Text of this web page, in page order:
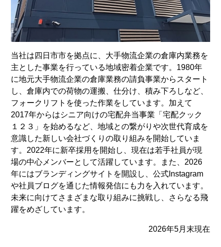
当社は四日市市を拠点に、大手物流企業の倉庫内業務を
主とした事業を行っている地域密着企業です。1980年
に地元大手物流企業の倉庫業務の請負事業からスタート
し、倉庫内での荷物の運搬、仕分け、積み下ろしなど、
フォークリフトを使った作業をしています。加えて
2017年からはシニア向けの宅配弁当事業「宅配クック
１２３」を始めるなど、地域との繋がりや次世代育成を
意識した新しい会社づくりの取り組みを開始していま
す。2022年に新卒採用を開始し、現在は若手社員が現
場の中心メンバーとして活躍しています。また、2026
年にはブランディングサイトを開設し、公式Instagram
や社員ブログを通じた情報発信にも力を入れています。
未来に向けてさまざまな取り組みに挑戦し、さらなる飛
躍をめざしています。
2026年5月末現在